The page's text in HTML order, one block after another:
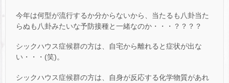
今年は何型が流行するか分からないから、当たるも八卦当た
らぬも八卦みたいな予防接種と一緒なのか・・・？？？？
シックハウス症候群の方は、自宅から離れると症状が出な
い・・・(笑)。
シックハウス症候群の方は、自身が反応する化学物質があれ